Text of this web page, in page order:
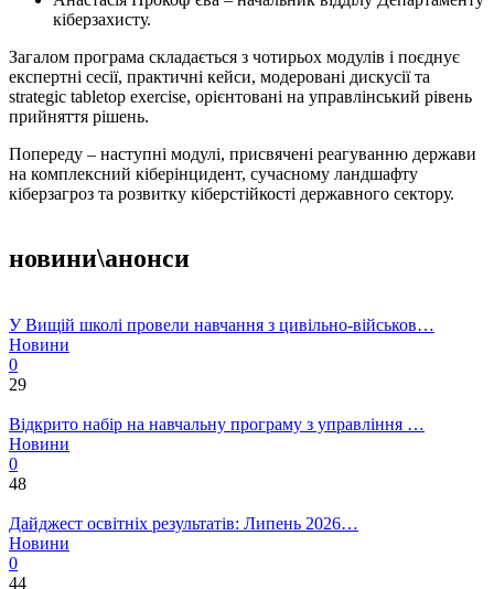
кіберзахисту.
Загалом програма складається з чотирьох модулів і поєднує
експертні сесії, практичні кейси, модеровані дискусії та
strategic tabletop exercise, орієнтовані на управлінський рівень
прийняття рішень.
Попереду – наступні модулі, присвячені реагуванню держави
на комплексний кіберінцидент, сучасному ландшафту
кіберзагроз та розвитку кіберстійкості державного сектору.
новини\анонси
У Вищій школі провели навчання з цивільно-військов…
Новини
0
29
Відкрито набір на навчальну програму з управління …
Новини
0
48
Дайджест освітніх результатів: Липень 2026…
Новини
0
44